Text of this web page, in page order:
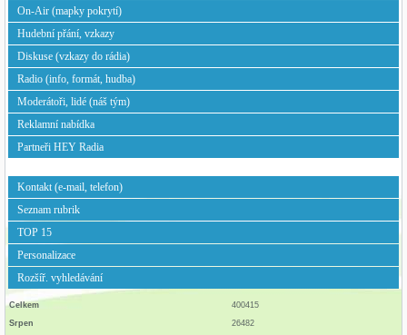
On-Air (mapky pokrytí)
Hudební přání, vzkazy
Diskuse (vzkazy do rádia)
Radio (info, formát, hudba)
Moderátoři, lidé (náš tým)
Reklamní nabídka
Partneři HEY Radia
Kontakt (e-mail, telefon)
Seznam rubrik
TOP 15
Personalizace
Rozšíř. vyhledávání
Celkem
400415
Srpen
26482